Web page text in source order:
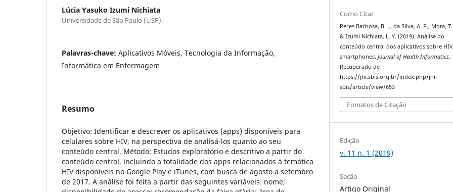
Lúcia Yasuko Izumi Nichiata
Universidade de São Paulo (USP).
Palavras-chave: Aplicativos Móveis, Tecnologia da Informação,
Informática em Enfermagem
Resumo
Objetivo: Identificar e descrever os aplicativos (apps) disponíveis para
celulares sobre HIV, na perspectiva de analisá-los quanto ao seu
conteúdo central. Método: Estudos exploratório e descritivo a partir do
conteúdo central, incluindo a totalidade dos apps relacionados à temática
HIV disponíveis no Google Play e iTunes, com busca de agosto a setembro
de 2017. A análise foi feita a partir das seguintes variáveis: nome;
Como Citar
Peres Barbosa, B. J., da Silva, A. P., Mota, T.
& Izumi Nichiata, L. Y. (2019). Análise do
conteúdo central dos aplicativos sobre
smartphones.Journal of Health Informatics,
Recuperado de
https://jhi.sbis.org.br/index.php/jhi-
sbis/article/view/653
Fomatos de Citação
Edição
v. 11 n. 1 (2019)
Seção
Artigo Original